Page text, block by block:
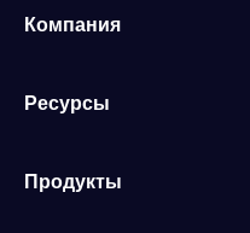
Компания
Ресурсы
Продукты